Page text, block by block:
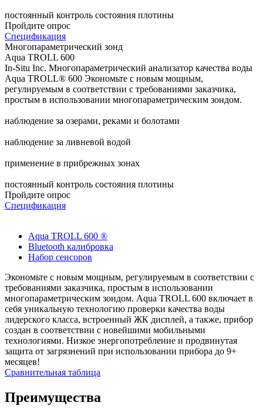
постоянный контроль состояния плотины
Пройдите опрос
Спецификация
Многопараметрический зонд
Aqua TROLL 600
In-Situ Inc. Многопараметрический анализатор качества воды
Aqua TROLL® 600 Экономьте с новым мощным,
регулируемым в соответствии с требованиями заказчика,
простым в использовании многопараметрическим зондом.
наблюдение за озерами, реками и болотами
наблюдение за ливневой водой
применение в прибрежных зонах
постоянный контроль состояния плотины
Пройдите опрос
Спецификация
Aqua TROLL 600 ®
Bluetooth калибровка
Набор сенсоров
Экономьте с новым мощным, регулируемым в соответствии с
требованиями заказчика, простым в использовании
многопараметрическим зондом. Aqua TROLL 600 включает в
себя уникальную технологию проверки качества воды
лидерского класса, встроенный ЖК дисплей, а также, прибор
создан в соответствии с новейшими мобильными
технологиями. Низкое энергопотребление и продвинутая
защита от загрязнений при использовании прибора до 9+
месяцев!
Сравнительная таблица
Преимущества